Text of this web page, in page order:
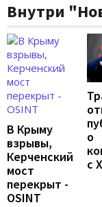
Внутри
В Крыму
взрывы,
Керченский
мост
перекрыт -
OSINT
о
с